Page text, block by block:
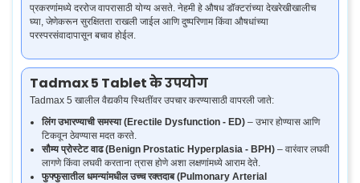
प्रकरणांमध्ये दररोज वापरासाठी योग्य असते. नेहमी हे औषध डॉक्टरांच्या देखरेखीखालीच
घ्या, जेणेकरून सुरक्षितता राखली जाईल आणि दुष्परिणाम किंवा औषधांच्या
परस्परसंवादापासून बचाव होईल.
Tadmax 5 Tablet के उपयोग
Tadmax 5 खालील वैद्यकीय स्थितींवर उपचार करण्यासाठी वापरली जाते:
लिंग उभारण्याची समस्या (Erectile Dysfunction - ED) – उभार होण्यास आणि
टिकवून ठेवण्यास मदत करते.
सौम्य प्रोस्टेट वाढ (Benign Prostatic Hyperplasia - BPH) – वारंवार लघवी
लागणे किंवा लघवी करताना त्रास होणे अशा लक्षणांमध्ये आराम देते.
फुफ्फुसातील धमन्यांमधील उच्च रक्तदाब (Pulmonary Arterial